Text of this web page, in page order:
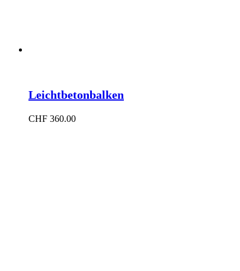
Leichtbetonbalken
CHF 360.00